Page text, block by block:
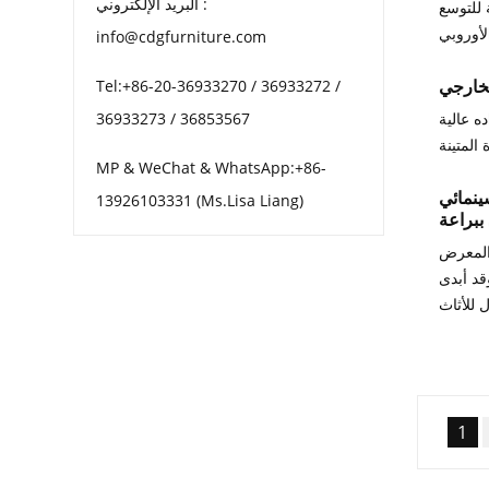
للتوسع
عالية
المعرض
أبدى
1
info@cdgfurniture.com
Tel:+86-20-36933270 / 36933272 /
36933273 / 36853567
MP & WeChat & WhatsApp:+86-
13926103331 (Ms.Lisa Liang)